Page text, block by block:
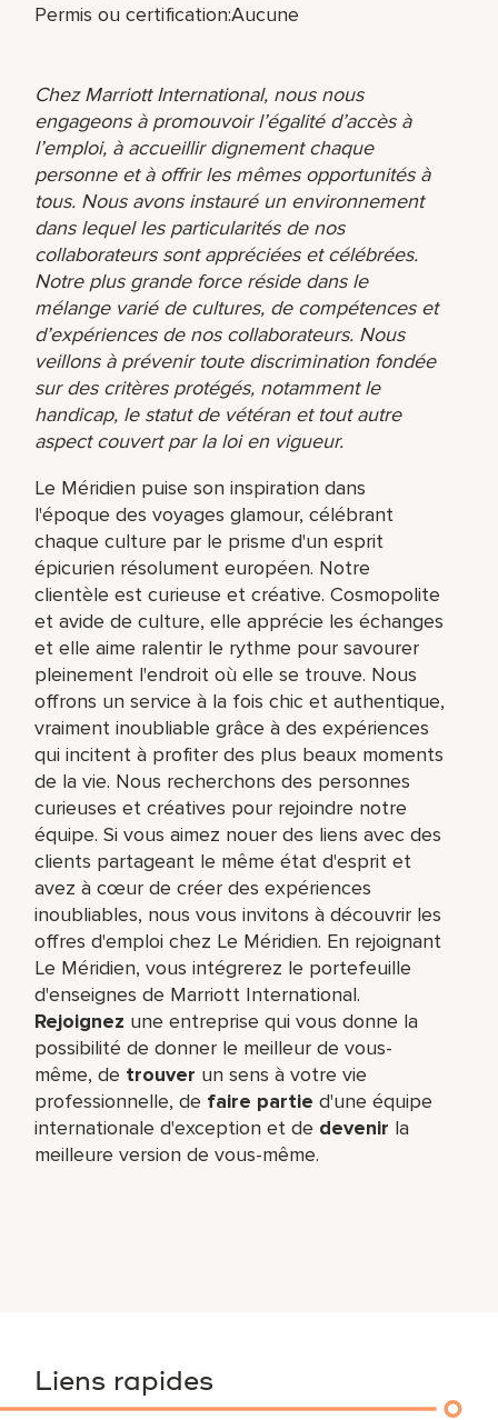
Permis ou certification:Aucune
Chez Marriott International, nous nous
engageons à promouvoir l’égalité d’accès à
l’emploi, à accueillir dignement chaque
personne et à offrir les mêmes opportunités à
tous. Nous avons instauré un environnement
dans lequel les particularités de nos
collaborateurs sont appréciées et célébrées.
Notre plus grande force réside dans le
mélange varié de cultures, de compétences et
d’expériences de nos collaborateurs. Nous
veillons à prévenir toute discrimination fondée
sur des critères protégés, notamment le
handicap, le statut de vétéran et tout autre
aspect couvert par la loi en vigueur.
Le Méridien puise son inspiration dans
l'époque des voyages glamour, célébrant
chaque culture par le prisme d'un esprit
épicurien résolument européen. Notre
clientèle est curieuse et créative. Cosmopolite
et avide de culture, elle apprécie les échanges
et elle aime ralentir le rythme pour savourer
pleinement l'endroit où elle se trouve. Nous
offrons un service à la fois chic et authentique,
vraiment inoubliable grâce à des expériences
qui incitent à profiter des plus beaux moments
de la vie. Nous recherchons des personnes
curieuses et créatives pour rejoindre notre
équipe. Si vous aimez nouer des liens avec des
clients partageant le même état d'esprit et
avez à cœur de créer des expériences
inoubliables, nous vous invitons à découvrir les
offres d'emploi chez Le Méridien. En rejoignant
Le Méridien, vous intégrerez le portefeuille
d'enseignes de Marriott International.
Rejoignez une entreprise qui vous donne la
possibilité de donner le meilleur de vous-
même,​ de trouver un sens à votre vie
professionnelle, de faire partie d'une équipe
internationale​ d'exception et de devenir la
meilleure version de vous-même.
Liens rapides